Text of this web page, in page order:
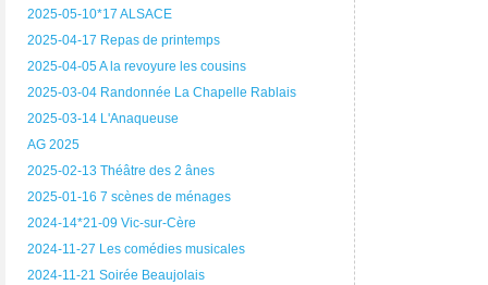
2025-05-10*17 ALSACE
2025-04-17 Repas de printemps
2025-04-05 A la revoyure les cousins
2025-03-04 Randonnée La Chapelle Rablais
2025-03-14 L'Anaqueuse
AG 2025
2025-02-13 Théâtre des 2 ânes
2025-01-16 7 scènes de ménages
2024-14*21-09 Vic-sur-Cère
2024-11-27 Les comédies musicales
2024-11-21 Soirée Beaujolais